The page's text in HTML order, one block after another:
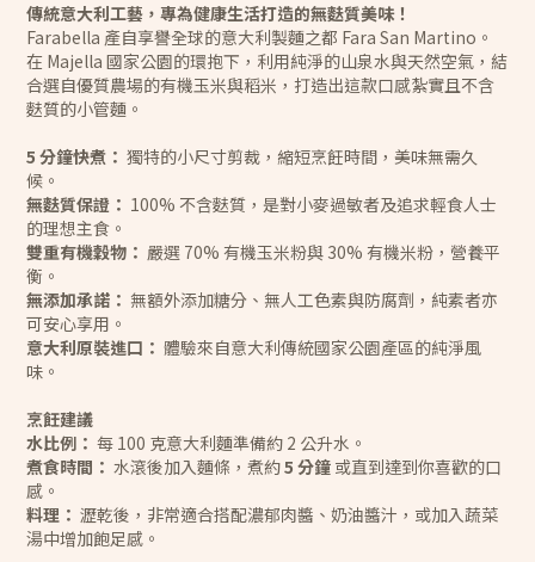
傳統意大利工藝，專為健康生活打造的無麩質美味！
Farabella 產自享譽全球的意大利製麵之都 Fara San Martino。
在 Majella 國家公園的環抱下，利用純淨的山泉水與天然空氣，結
合選自優質農場的有機玉米與稻米，打造出這款口感紮實且不含
麩質的小管麵。
5 分鐘快煮： 獨特的小尺寸剪裁，縮短烹飪時間，美味無需久
候。
無麩質保證： 100% 不含麩質，是對小麥過敏者及追求輕食人士
的理想主食。
雙重有機穀物： 嚴選 70% 有機玉米粉與 30% 有機米粉，營養平
衡。
無添加承諾： 無額外添加糖分、無人工色素與防腐劑，純素者亦
可安心享用。
意大利原裝進口： 體驗來自意大利傳統國家公園產區的純淨風
味。
烹飪建議
水比例： 每 100 克意大利麵準備約 2 公升水。
煮食時間： 水滾後加入麵條，煮約5 分鐘 或直到達到你喜歡的口
感。
料理： 瀝乾後，非常適合搭配濃郁肉醬、奶油醬汁，或加入蔬菜
湯中增加飽足感。